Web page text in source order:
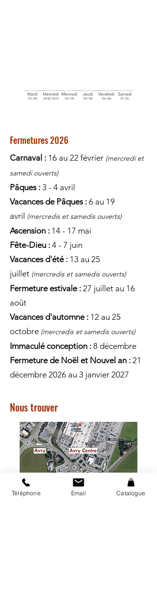
Fermetures 2026
Carnaval : 16 au 22 février (mercredi et
samedi ouverts)
Pâques : 3 - 4 avril
Vacances de Pâques : 6 au 19
avril (mercredis et samedis ouverts)
Ascension : 14 - 17 mai
Fête-Dieu : 4 - 7 juin
Vacances d'été : 13 au 25
juillet (mercredis et samedis ouverts)
Fermeture estivale : 27 juillet au 16
août
Vacances d'automne : 12 au 25
octobre (mercredis et samedis ouverts)
Immaculé conception : 8 décembre
Fermeture de Noël et Nouvel an : 21
décembre 2026 au 3 janvier 2027
Nous trouver
Téléphone Email Catalogue